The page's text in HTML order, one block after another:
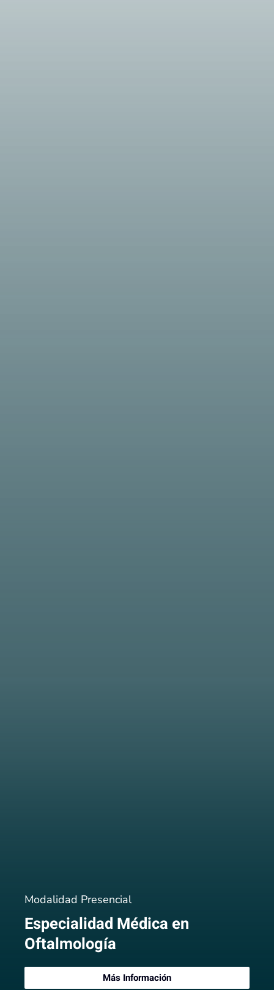
Modalidad Presencial
Especialidad Médica en
Oftalmología
Más Información